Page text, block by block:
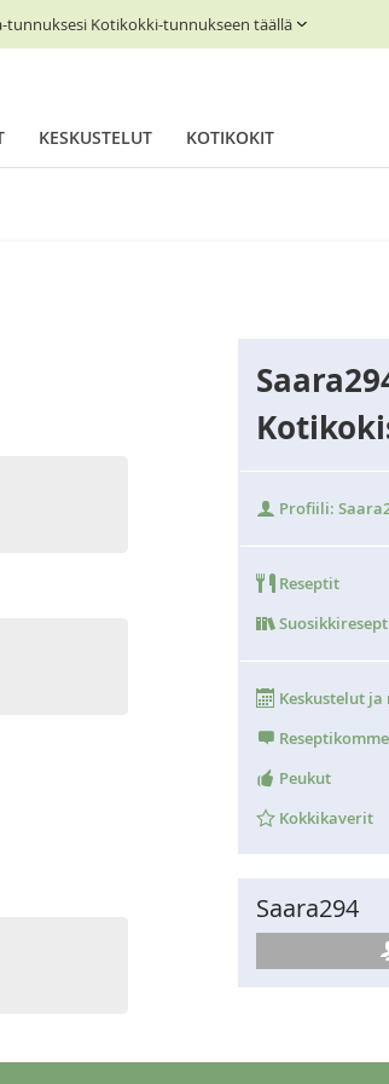
Kotikokki-tunnukseen täällä
KESKUSTELUT KOTIKOKIT
Profiili:
Reseptit
Keskustelut
Peukut
Kokkikaverit
Saara294